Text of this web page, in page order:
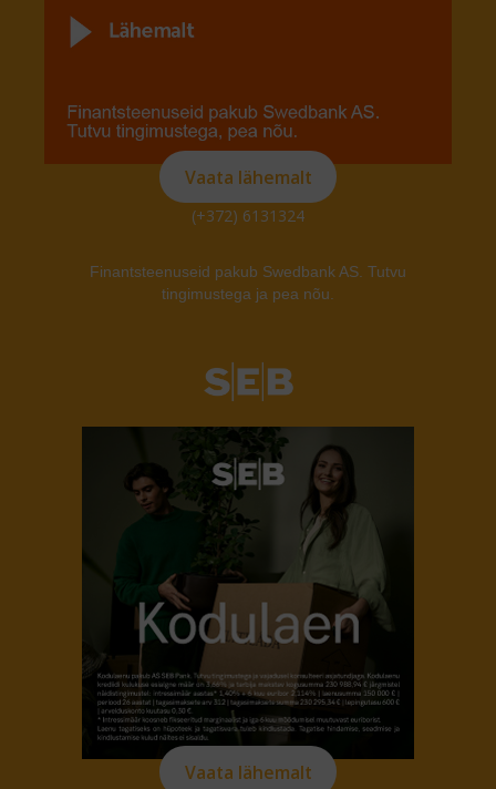
Vaata lähemalt
(+372) 6131324
Finantsteenuseid pakub Swedbank AS. Tutvu
tingimustega ja pea nõu.
Vaata lähemalt